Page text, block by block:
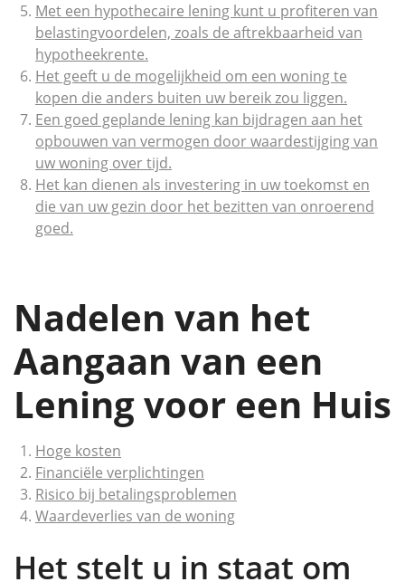
Met een hypothecaire lening kunt u profiteren van
belastingvoordelen, zoals de aftrekbaarheid van
hypotheekrente.
Het geeft u de mogelijkheid om een woning te
kopen die anders buiten uw bereik zou liggen.
Een goed geplande lening kan bijdragen aan het
opbouwen van vermogen door waardestijging van
uw woning over tijd.
Het kan dienen als investering in uw toekomst en
die van uw gezin door het bezitten van onroerend
goed.
Nadelen van het
Aangaan van een
Lening voor een Huis
Hoge kosten
Financiële verplichtingen
Risico bij betalingsproblemen
Waardeverlies van de woning
Het stelt u in staat om